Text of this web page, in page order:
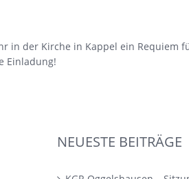
in der Kirche in Kappel ein Requiem
Einladung!
NEUESTE BEITRÄGE